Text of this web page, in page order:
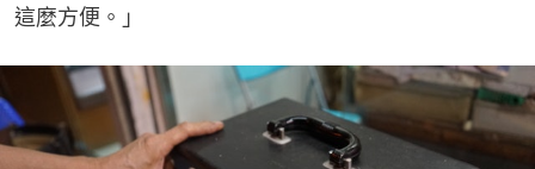
這麼方便。」